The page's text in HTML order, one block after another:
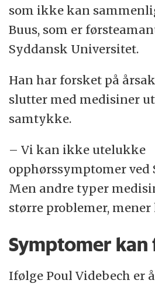
som ikke kan
Buus, som er
Syddansk Universitet.
Han har forsket på
slutter med medisiner
samtykke.
– Vi kan ikke utelukke
opphørssymptomer ved
Men andre typer
større problemer, mener
Symptomer kan
Ifølge Poul Videbech er